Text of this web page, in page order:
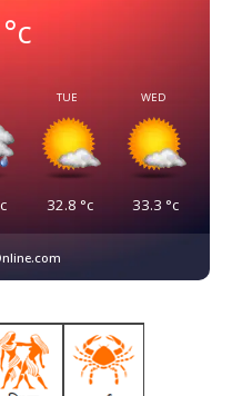
°c
TUE
32.8 °c
WED
33.3 °c